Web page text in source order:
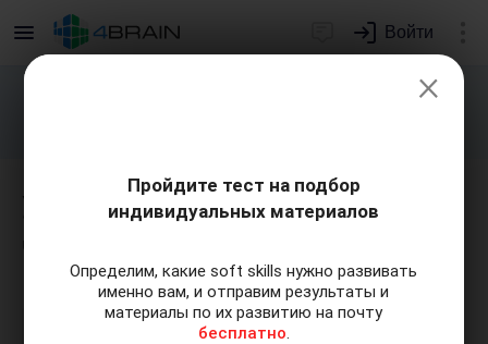
Войти
Подарим индивидуальный план
Урок 2. Действия в
×
Пройдите тест на подбор
индивидуальных материалов
Определим, какие soft skills нужно развивать
именно вам, и отправим результаты и
материалы по их развитию на почту
бесплатно